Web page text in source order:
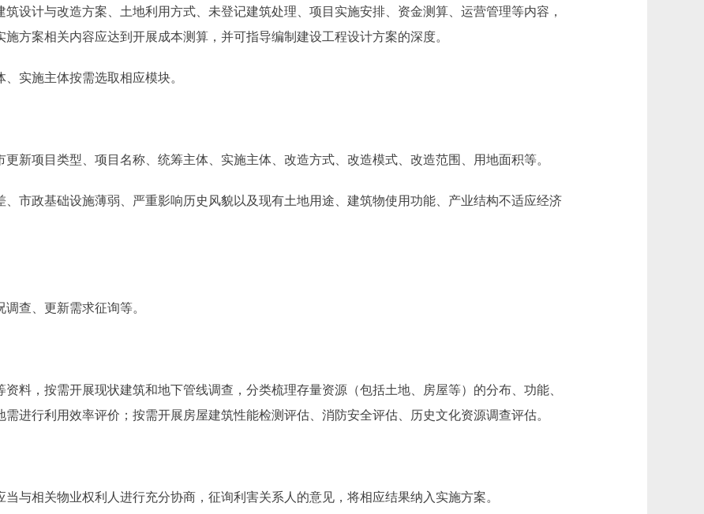
计与改造方案、土地利用方式、未登记建筑处理、项目实施安排、资金测算、运营管理等内容，
方案相关内容应达到开展成本测算，并可指导编制建设工程设计方案的深度。
实施主体按需选取相应模块。
项目类型、项目名称、统筹主体、实施主体、改造方式、改造模式、改造范围、用地面积等。
政基础设施薄弱、严重影响历史风貌以及现有土地用途、建筑物使用功能、产业结构不适应经济
查、更新需求征询等。
，按需开展现状建筑和地下管线调查，分类梳理存量资源（包括土地、房屋等）的分布、功能、
进行利用效率评价；按需开展房屋建筑性能检测评估、消防安全评估、历史文化资源调查评估。
相关物业权利人进行充分协商，征询利害关系人的意见，将相应结果纳入实施方案。